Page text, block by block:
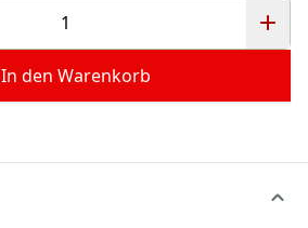
In den Warenkorb